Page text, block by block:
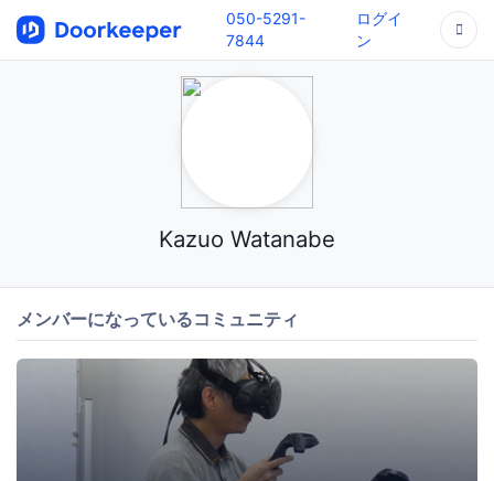
050-5291-
7844
ログイ
ン
Kazuo Watanabe
メンバーになっているコミュニティ